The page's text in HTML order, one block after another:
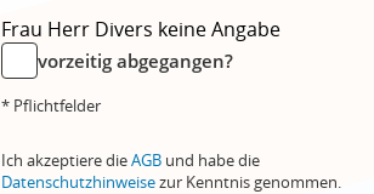
Frau Herr Divers keine Angabe
vorzeitig abgegangen?
* Pflichtfelder
Ich akzeptiere dieAGB und habe die
Datenschutzhinweisezur Kenntnis genommen.